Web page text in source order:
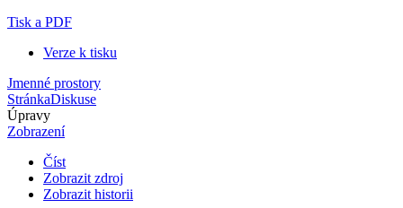
Tisk a PDF
Verze k tisku
Jmenné prostory
StránkaDiskuse
Úpravy
Zobrazení
Číst
Zobrazit zdroj
Zobrazit historii